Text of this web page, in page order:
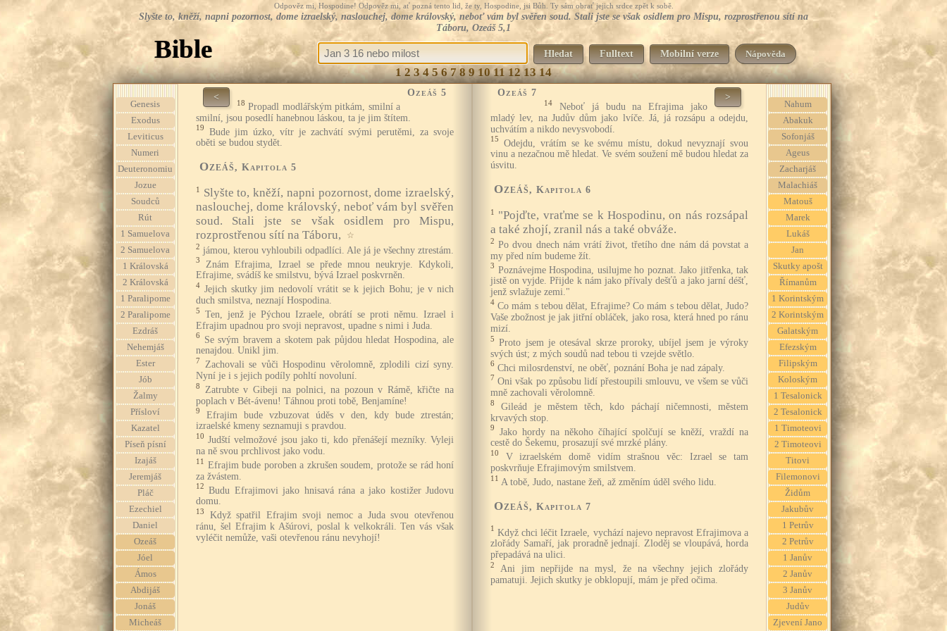
Odpověz mi, Hospodine! Odpověz mi, ať pozná tento lid, že ty, Hospodine, jsi Bůh. Ty sám obrať jejich srdce zpět k sobě.
Slyšte to, kněží, napni pozornost, dome izraelský, naslouchej, dome královský, neboť vám byl svěřen soud. Stali jste se však osidlem pro Mispu, rozprostřenou sítí na
Táboru, Ozeáš 5,1
Bible Hledat Fulltext Mobilní verze Nápověda
1 2 3 4 5 6 7 8 9 10 11 12 13 14
Genesis
Exodus
Leviticus
Numeri
Deuteronomiu
Jozue
Soudců
Rút
1 Samuelova
2 Samuelova
1 Královská
2 Královská
1 Paralipome
2 Paralipome
Ezdráš
Nehemjáš
Ester
Jób
Žalmy
Přísloví
Kazatel
Píseň písní
Izajáš
Jeremjáš
Pláč
Ezechiel
Daniel
Ozeáš
Jóel
Ámos
Abdijáš
Jonáš
Micheáš
< Ozeáš 5
18 Propadl modlářským pitkám, smilní a
smilní, jsou posedlí hanebnou láskou, ta je jim štítem.
19
Bude jim úzko, vítr je zachvátí svými perutěmi, za svoje
oběti se budou stydět.
Ozeáš, Kapitola 5
1
Slyšte to, kněží, napni pozornost, dome izraelský,
naslouchej, dome královský, neboť vám byl svěřen
soud. Stali jste se však osidlem pro Mispu,
rozprostřenou sítí na Táboru,
☆
2 jámou, kterou vyhloubili odpadlíci. Ale já je všechny ztrestám.
3
Znám Efrajima, Izrael se přede mnou neukryje. Kdykoli,
Efrajime, svádíš ke smilstvu, bývá Izrael poskvrněn.
4 Jejich skutky jim nedovolí vrátit se k jejich Bohu; je v nich
duch smilstva, neznají Hospodina.
5
Ten, jenž je Pýchou Izraele, obrátí se proti němu. Izrael i
Efrajim upadnou pro svoji nepravost, upadne s nimi i Juda.
6
Se svým bravem a skotem pak půjdou hledat Hospodina, ale
nenajdou. Unikl jim.
7
Zachovali se vůči Hospodinu věrolomně, zplodili cizí syny.
Nyní je i s jejich podíly pohltí novoluní.
8
Zatrubte v Gibeji na polnici, na pozoun v Rámě, křičte na
poplach v Bét-ávenu! Táhnou proti tobě, Benjamíne!
9
Efrajim bude vzbuzovat úděs v den, kdy bude ztrestán;
izraelské kmeny seznamuji s pravdou.
10 Judští velmožové jsou jako ti, kdo přenášejí mezníky. Vyleji
na ně svou prchlivost jako vodu.
11 Efrajim bude poroben a zkrušen soudem, protože se rád honí
za žvástem.
12
Budu Efrajimovi jako hnisavá rána a jako kostižer Judovu
domu.
13
Když spatřil Efrajim svoji nemoc a Juda svou otevřenou
ránu, šel Efrajim k Ašúrovi, poslal k velkokráli. Ten vás však
vyléčit nemůže, vaši otevřenou ránu nevyhojí!
Ozeáš 7 >
14
Neboť já budu na Efrajima jako
mladý lev, na Judův dům jako lvíče. Já, já rozsápu a odejdu,
uchvátím a nikdo nevysvobodí.
15
Odejdu, vrátím se ke svému místu, dokud nevyznají svou
vinu a nezačnou mě hledat. Ve svém soužení mě budou hledat za
úsvitu.
Ozeáš, Kapitola 6
1
"Pojďte, vraťme se k Hospodinu, on nás rozsápal
a také zhojí, zranil nás a také obváže.
2 Po dvou dnech nám vrátí život, třetího dne nám dá povstat a
my před ním budeme žít.
3 Poznávejme Hospodina, usilujme ho poznat. Jako jitřenka, tak
jistě on vyjde. Přijde k nám jako přívaly dešťů a jako jarní déšť,
jenž svlažuje zemi."
4 Co mám s tebou dělat, Efrajime? Co mám s tebou dělat, Judo?
Vaše zbožnost je jak jitřní obláček, jako rosa, která hned po ránu
mizí.
5
Proto jsem je otesával skrze proroky, ubíjel jsem je výroky
svých úst; z mých soudů nad tebou ti vzejde světlo.
6 Chci milosrdenství, ne oběť, poznání Boha je nad zápaly.
7 Oni však po způsobu lidí přestoupili smlouvu, ve všem se vůči
mně zachovali věrolomně.
8
Gileád je městem těch, kdo páchají ničemnosti, městem
krvavých stop.
9
Jako hordy na někoho číhající spolčují se kněží, vraždí na
cestě do Šekemu, prosazují své mrzké plány.
10
V izraelském domě vidím strašnou věc: Izrael se tam
poskvrňuje Efrajimovým smilstvem.
11 A tobě, Judo, nastane žeň, až změním úděl svého lidu.
Ozeáš, Kapitola 7
1 Když chci léčit Izraele, vychází najevo nepravost Efrajimova a
zlořády Samaří, jak proradně jednají. Zloděj se vloupává, horda
přepadává na ulici.
2
Ani jim nepřijde na mysl, že na všechny jejich zlořády
pamatuji. Jejich skutky je obklopují, mám je před očima.
Nahum
Abakuk
Sofonjáš
Ageus
Zacharjáš
Malachiáš
Matouš
Marek
Lukáš
Jan
Skutky apošt
Římanům
1 Korintským
2 Korintským
Galatským
Efezským
Filipským
Koloským
1 Tesalonick
2 Tesalonick
1 Timoteovi
2 Timoteovi
Titovi
Filemonovi
Židům
Jakubův
1 Petrův
2 Petrův
1 Janův
2 Janův
3 Janův
Judův
Zjevení Jano